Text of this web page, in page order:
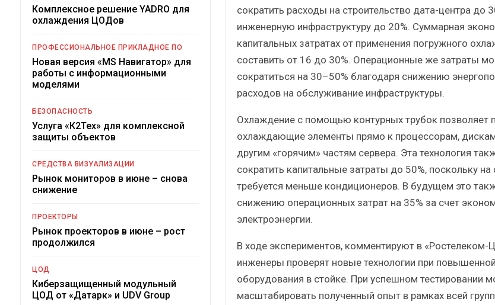
сократить расходы на строительство дата-центра до
инженерную инфраструктуру до 20%. Суммарная
капитальных затратах от применения погружного
составить от 16 до 30%. Операционные же затраты
сократиться на 30–50% благодаря снижению
расходов на обслуживание инфраструктуры.
Охлаждение с помощью контурных трубок позволяет
охлаждающие элементы прямо к процессорам,
другим «горячим» частям сервера. Эта технология
сократить капитальные затраты до 50%, поскольку
требуется меньше кондиционеров. В будущем это
снижению операционных затрат на 35% за счет
электроэнергии.
В ходе экспериментов, комментируют в «Ростелеком-
инженеры проверят новые технологии при
оборудования в стойке. При успешном тестировании
масштабировать полученный опыт в рамках всей
Комплексное решение YADRO для
охлаждения ЦОДов
ПРОФЕССИОНАЛЬНОЕ ПРИКЛАДНОЕ ПО
Новая версия «MS Навигатор» для
работы с информационными
моделями
БЕЗОПАСНОСТЬ
Услуга «К2Тех» для комплексной
защиты объектов
СРЕДСТВА ВИЗУАЛИЗАЦИИ
Рынок мониторов в июне – снова
снижение
ПРОЕКТОРЫ
Рынок проекторов в июне – рост
продолжился
ЦОД
Киберзащищенный модульный
ЦОД от «Датарк» и UDV Group